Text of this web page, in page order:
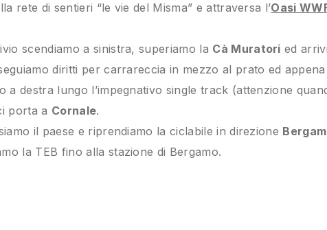
rete di sentieri “le vie del Misma” e attraversa l’Oasi
scendiamo a sinistra, superiamo la Cà Muratori ed
diritti per carrareccia in mezzo al prato ed appena
a destra lungo l’impegnativo single track (attenzione
porta a Cornale.
il paese e riprendiamo la ciclabile in direzione
la TEB fino alla stazione di Bergamo.